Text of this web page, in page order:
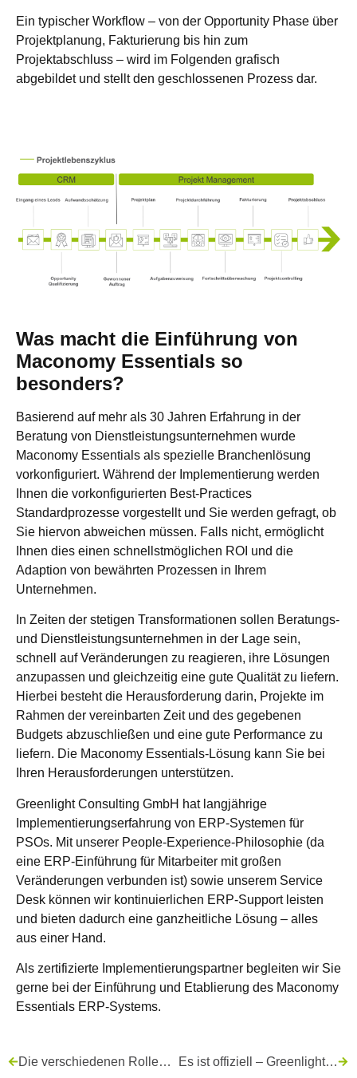
Ein typischer Workflow – von der Opportunity Phase über
Projektplanung, Fakturierung bis hin zum
Projektabschluss – wird im Folgenden grafisch
abgebildet und stellt den geschlossenen Prozess dar.
Was macht die Einführung von
Maconomy Essentials so
besonders?
Basierend auf mehr als 30 Jahren Erfahrung in der
Beratung von Dienstleistungsunternehmen wurde
Maconomy Essentials als spezielle Branchenlösung
vorkonfiguriert. Während der Implementierung werden
Ihnen die vorkonfigurierten Best-Practices
Standardprozesse vorgestellt und Sie werden gefragt, ob
Sie hiervon abweichen müssen. Falls nicht, ermöglicht
Ihnen dies einen schnellstmöglichen ROI und die
Adaption von bewährten Prozessen in Ihrem
Unternehmen.
In Zeiten der stetigen Transformationen sollen Beratungs-
und Dienstleistungsunternehmen in der Lage sein,
schnell auf Veränderungen zu reagieren, ihre Lösungen
anzupassen und gleichzeitig eine gute Qualität zu liefern.
Hierbei besteht die Herausforderung darin, Projekte im
Rahmen der vereinbarten Zeit und des gegebenen
Budgets abzuschließen und eine gute Performance zu
liefern. Die Maconomy Essentials-Lösung kann Sie bei
Ihren Herausforderungen unterstützen.
Greenlight Consulting GmbH hat langjährige
Implementierungserfahrung von ERP-Systemen für
PSOs. Mit unserer People-Experience-Philosophie (da
eine ERP-Einführung für Mitarbeiter mit großen
Veränderungen verbunden ist) sowie unserem Service
Desk können wir kontinuierlichen ERP-Support leisten
und bieten dadurch eine ganzheitliche Lösung – alles
aus einer Hand.
Als zertifizierte Implementierungspartner begleiten wir Sie
gerne bei der Einführung und Etablierung des Maconomy
Essentials ERP-Systems.
Die verschiedenen Rollen bei SCRUM Es ist offiziell – Greenlight ist Mitglied von Oracle Partner Network